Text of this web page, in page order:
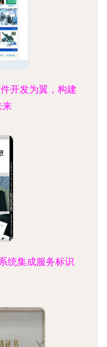
开发为翼，构建
来
统集成服务标识